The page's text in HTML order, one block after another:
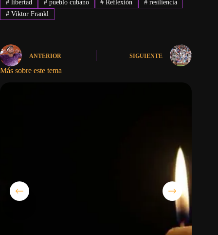
#libertad #pueblo cubano # Reflexión # resiliencia
#Viktor Frankl
ANTERIOR SIGUIENTE
Más sobre este tema